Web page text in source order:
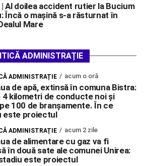
| Al doilea accident rutier la Bucium
Încă o mașină s-a răsturnat în
Mare
ADMINISTRAȚIE
ADMINISTRAȚIE acum o oră
de apă, extinsă în comuna Bistra:
4 kilometri de conducte noi și
100 de branșamente. În ce
este proiectul
ADMINISTRAȚIE acum 2 zile
de alimentare cu gaz va fi
în două sate ale comunei Unirea:
este proiectul